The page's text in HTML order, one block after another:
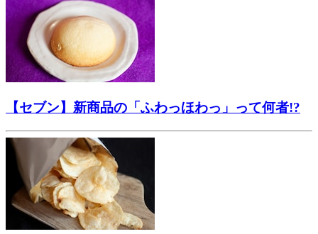
【セブン】新商品の「ふわっほわっ」って何者!?